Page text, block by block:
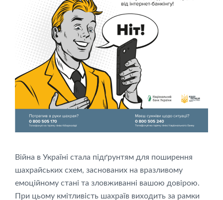
Війна в Україні стала підґрунтям для поширення
шахрайських схем, заснованих на вразливому
емоційному стані та зловживанні вашою довірою.
При цьому кмітливість шахраїв виходить за рамки